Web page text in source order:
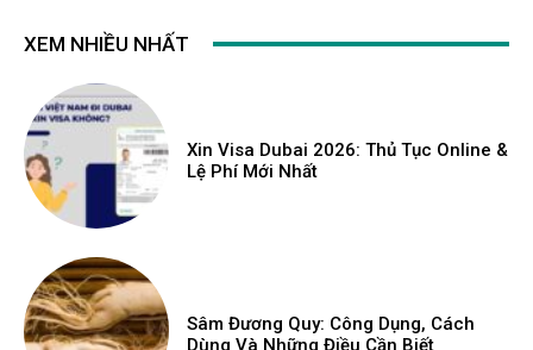
XEM NHIỀU NHẤT
Xin Visa Dubai 2026: Thủ Tục Online &
Lệ Phí Mới Nhất
Sâm Đương Quy: Công Dụng, Cách